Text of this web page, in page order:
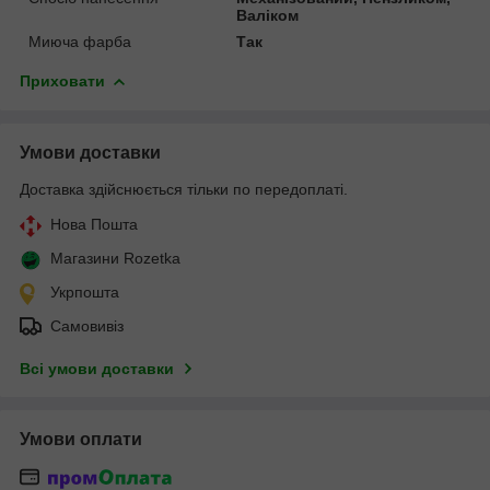
Валіком
Миюча фарба
Так
Приховати
Умови доставки
Доставка здійснюється тільки по передоплаті.
Нова Пошта
Магазини Rozetka
Укрпошта
Самовивіз
Всі умови доставки
Умови оплати